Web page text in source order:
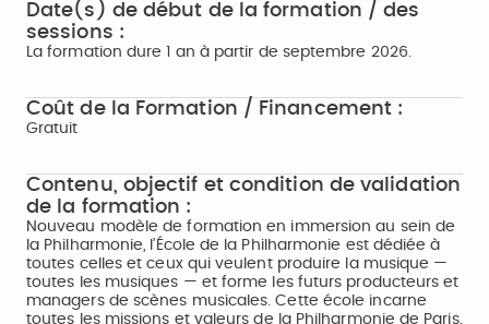
Date(s) de début de la formation / des
sessions :
La formation dure 1 an à partir de septembre 2026.
Coût de la Formation / Financement :
Gratuit
Contenu, objectif et condition de validation
de la formation :
Nouveau modèle de formation en immersion au sein de
la Philharmonie, l’École de la Philharmonie est dédiée à
toutes celles et ceux qui veulent produire la musique —
toutes les musiques — et forme les futurs producteurs et
managers de scènes musicales. Cette école incarne
toutes les missions et valeurs de la Philharmonie de Paris,